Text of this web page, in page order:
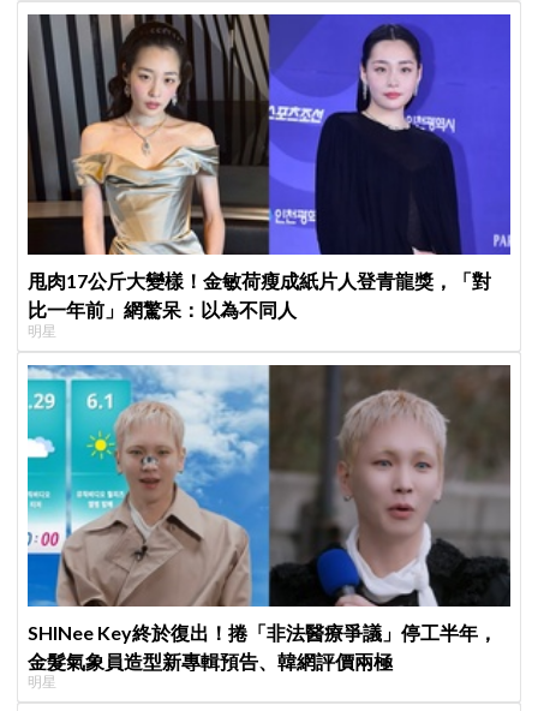
甩肉17公斤大變樣！金敏荷瘦成紙片人登青龍獎，「對
比一年前」網驚呆：以為不同人
明星
SHINee Key終於復出！捲「非法醫療爭議」停工半年，
金髮氣象員造型新專輯預告、韓網評價兩極
明星